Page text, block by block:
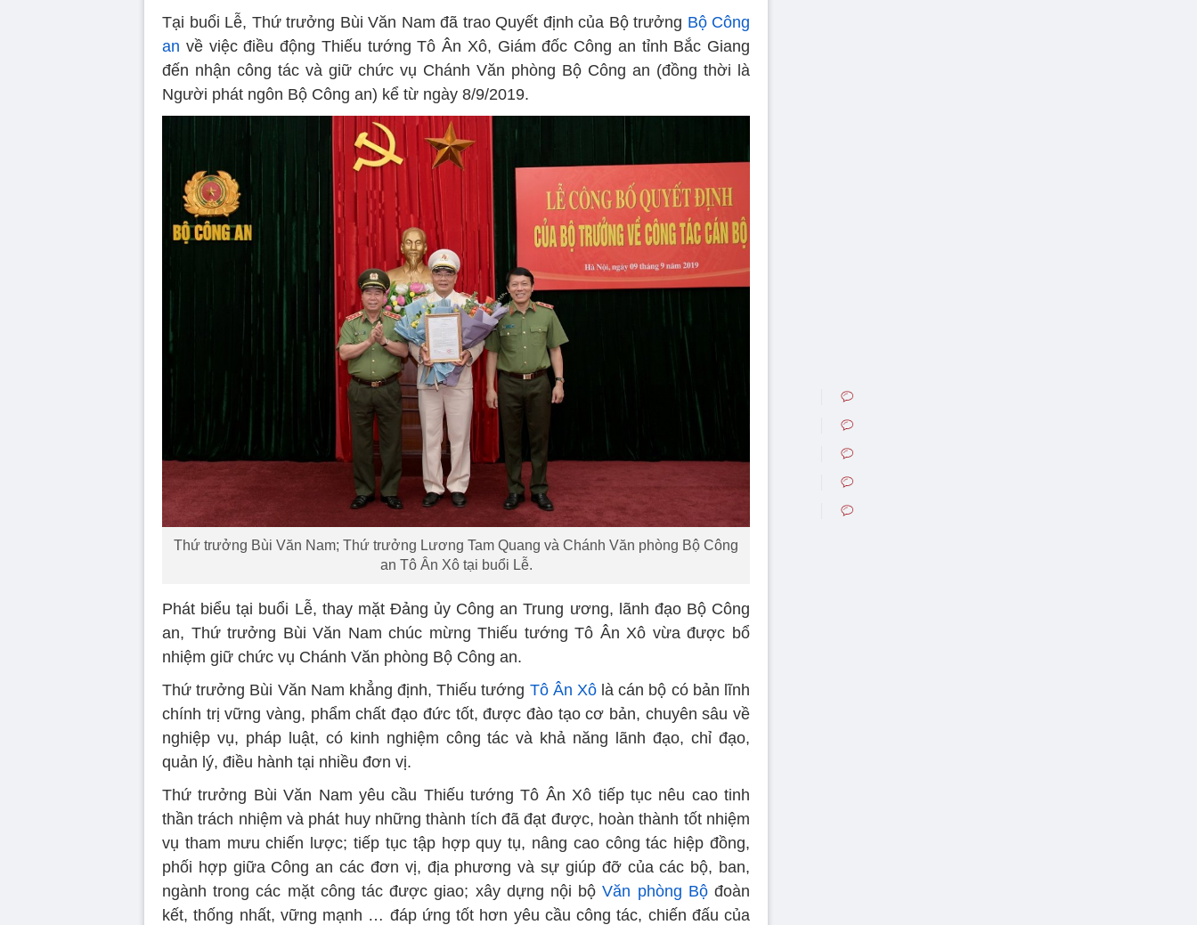
Tại buổi Lễ, Thứ trưởng Bùi Văn Nam đã trao Quyết định của Bộ trưởng Bộ Công
an về việc điều động Thiếu tướng Tô Ân Xô, Giám đốc Công an tỉnh Bắc Giang
đến nhận công tác và giữ chức vụ Chánh Văn phòng Bộ Công an (đồng thời là
Người phát ngôn Bộ Công an) kể từ ngày 8/9/2019.
Thứ trưởng Bùi Văn Nam; Thứ trưởng Lương Tam Quang và Chánh Văn phòng Bộ Công
an Tô Ân Xô tại buổi Lễ.
Phát biểu tại buổi Lễ, thay mặt Đảng ủy Công an Trung ương, lãnh đạo Bộ Công
an, Thứ trưởng Bùi Văn Nam chúc mừng Thiếu tướng Tô Ân Xô vừa được bổ
nhiệm giữ chức vụ Chánh Văn phòng Bộ Công an.
Thứ trưởng Bùi Văn Nam khẳng định, Thiếu tướng Tô Ân Xôlà cán bộ có bản lĩnh
chính trị vững vàng, phẩm chất đạo đức tốt, được đào tạo cơ bản, chuyên sâu về
nghiệp vụ, pháp luật, có kinh nghiệm công tác và khả năng lãnh đạo, chỉ đạo,
quản lý, điều hành tại nhiều đơn vị.
Thứ trưởng Bùi Văn Nam yêu cầu Thiếu tướng Tô Ân Xô tiếp tục nêu cao tinh
thần trách nhiệm và phát huy những thành tích đã đạt được, hoàn thành tốt nhiệm
vụ tham mưu chiến lược; tiếp tục tập hợp quy tụ, nâng cao công tác hiệp đồng,
phối hợp giữa Công an các đơn vị, địa phương và sự giúp đỡ của các bộ, ban,
ngành trong các mặt công tác được giao; xây dựng nội bộVăn phòng Bộđoàn
kết, thống nhất, vững mạnh … đáp ứng tốt hơn yêu cầu công tác, chiến đấu của